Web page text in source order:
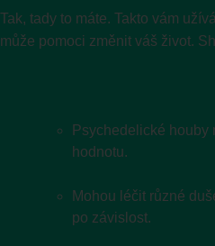
Tak, tady to máte. Takto vám
může pomoci změnit váš život.
Psychedelické houby
hodnotu.
Mohou léčit různé
po závislost.